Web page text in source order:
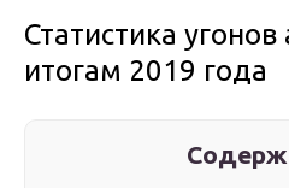
Статистика
итогам 2019 года